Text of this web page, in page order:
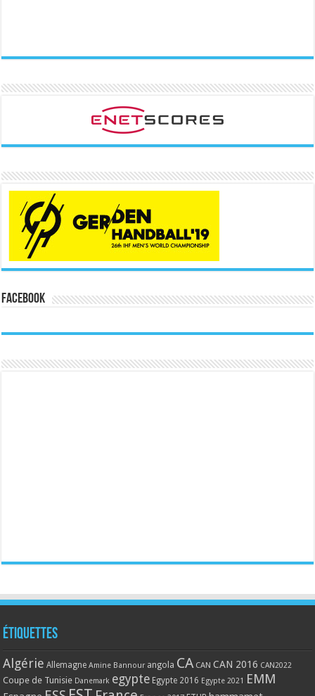
Facebook
Étiquettes
Algérie Allemagne Amine Bannour angola CA CAN CAN 2016 CAN2022
Coupe de Tunisie Danemark egypte Egypte 2016 Egypte 2021 EMM